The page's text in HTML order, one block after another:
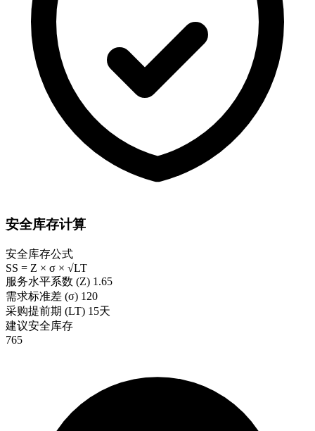
安全库存计算
安全库存公式
SS = Z × σ × √LT
服务水平系数 (Z) 1.65
需求标准差 (σ) 120
采购提前期 (LT) 15天
建议安全库存
765